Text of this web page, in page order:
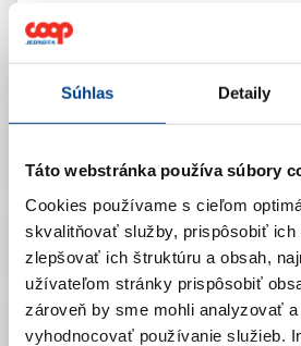
Súhlas Detaily
Táto webstránka používa súbory
Cookies používame s cieľom
skvalitňovať služby, prispôsobiť ich
zlepšovať ich štruktúru a obsah,
užívateľom stránky prispôsobiť
zároveň by sme mohli analyzovať
vyhodnocovať používanie služieb.
2021
2019
2018